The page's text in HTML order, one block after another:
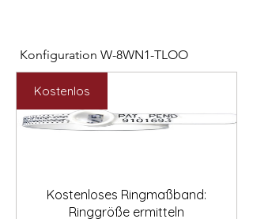
Konfiguration W-8WN1-TLOO
Preis
2.547,00 €
Preis
Kostenlos
Kostenloses Ringmaßband:
Ringgröße ermitteln